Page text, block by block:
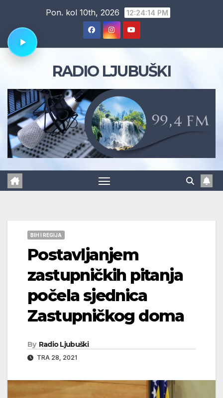
content
Pon. kol 10th, 2026 12:24:15 PM
RADIO LJUBUŠKI
BIH I REGIJA
Postavljanjem
zastupničkih pitanja
počela sjednica
Zastupničkog doma
By Radio Ljubuški
TRA 28, 2021